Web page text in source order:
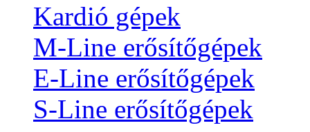
Kardió gépek
M-Line erősítőgépek
E-Line erősítőgépek
S-Line erősítőgépek